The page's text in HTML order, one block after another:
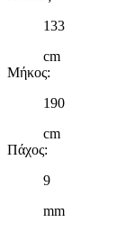
133
cm
Μήκος:
190
cm
Πάχος:
9
mm